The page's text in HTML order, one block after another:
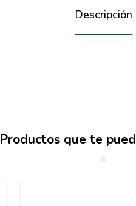
Descripción
Productos que te